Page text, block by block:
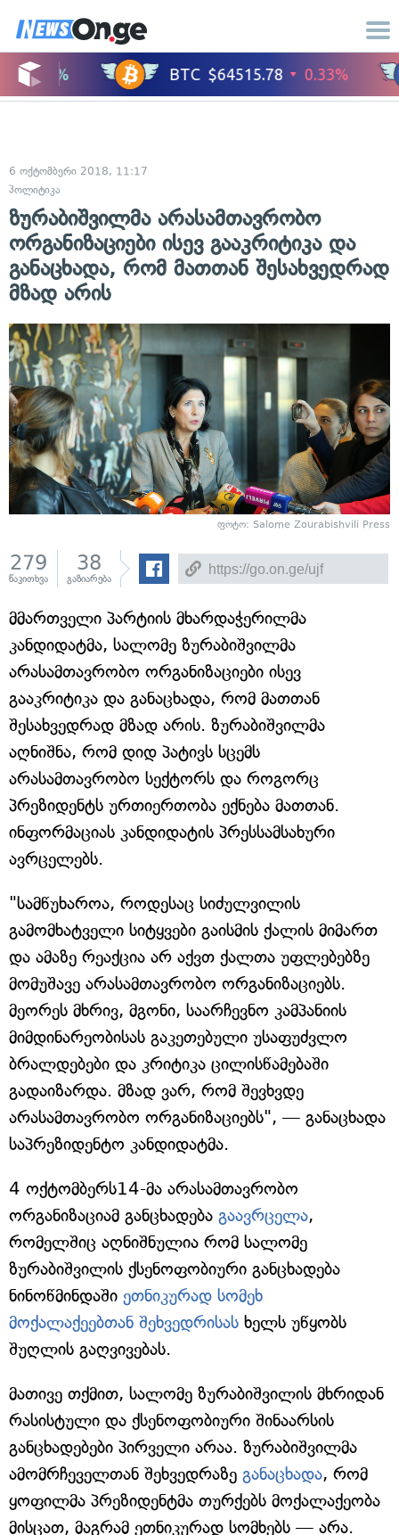
6 ოქტომბერი 2018, 11:17
პოლიტიკა
ზურაბიშვილმა არასამთავრობო
ორგანიზაციები ისევ გააკრიტიკა და
განაცხადა, რომ მათთან შესახვედრად
მზად არის
ფოტო: Salome Zourabishvili Press
279
წაკითხვა
38
გაზიარება
მმართველი პარტიის მხარდაჭერილმა
კანდიდატმა, სალომე ზურაბიშვილმა
არასამთავრობო ორგანიზაციები ისევ
გააკრიტიკა და განაცხადა, რომ მათთან
შესახვედრად მზად არის. ზურაბიშვილმა
აღნიშნა, რომ დიდ პატივს სცემს
არასამთავრობო სექტორს და როგორც
პრეზიდენტს ურთიერთობა ექნება მათთან.
ინფორმაციას კანდიდატის პრესსამსახური
ავრცელებს.
"სამწუხაროა, როდესაც სიძულვილის
გამომხატველი სიტყვები გაისმის ქალის მიმართ
და ამაზე რეაქცია არ აქვთ ქალთა უფლებებზე
მომუშავე არასამთავრობო ორგანიზაციებს.
მეორეს მხრივ, მგონი, საარჩევნო კამპანიის
მიმდინარეობისას გაკეთებული უსაფუძვლო
ბრალდებები და კრიტიკა ცილისწამებაში
გადაიზარდა. მზად ვარ, რომ შევხვდე
არასამთავრობო ორგანიზაციებს", — განაცხადა
საპრეზიდენტო კანდიდატმა.
4 ოქტომბერს14-მა არასამთავრობო
ორგანიზაციამ განცხადება გაავრცელა,
რომელშიც აღნიშნულია რომ სალომე
ზურაბიშვილის ქსენოფობიური განცხადება
ნინოწმინდაში ეთნიკურად სომეხ
მოქალაქეებთან შეხვედრისას ხელს უწყობს
შუღლის გაღვივებას.
მათივე თქმით, სალომე ზურაბიშვილის მხრიდან
რასისტული და ქსენოფობიური შინაარსის
განცხადებები პირველი არაა. ზურაბიშვილმა
ამომრჩეველთან შეხვედრაზე განაცხადა, რომ
ყოფილმა პრეზიდენტმა თურქებს მოქალაქეობა
მისცათ, მაგრამ ეთნიკურად სომხებს — არა.